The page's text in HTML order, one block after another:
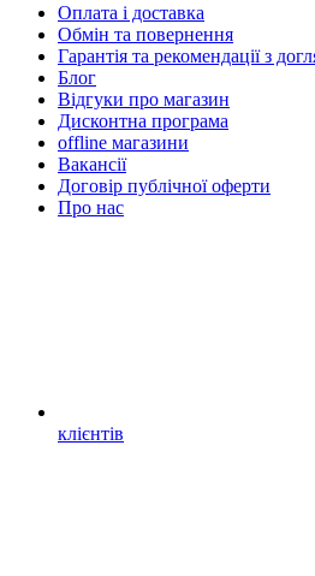
Оплата і доставка
Обмін та повернення
Гарантія та рекомендації з
Блог
Відгуки про магазин
Дисконтна програма
offline магазини
Вакансії
Договір публічної оферти
Про нас
клієнтів